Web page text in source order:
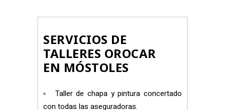
SERVICIOS DE
TALLERES OROCAR
EN MÓSTOLES
Taller de chapa y pintura concertado
con todas las aseguradoras.